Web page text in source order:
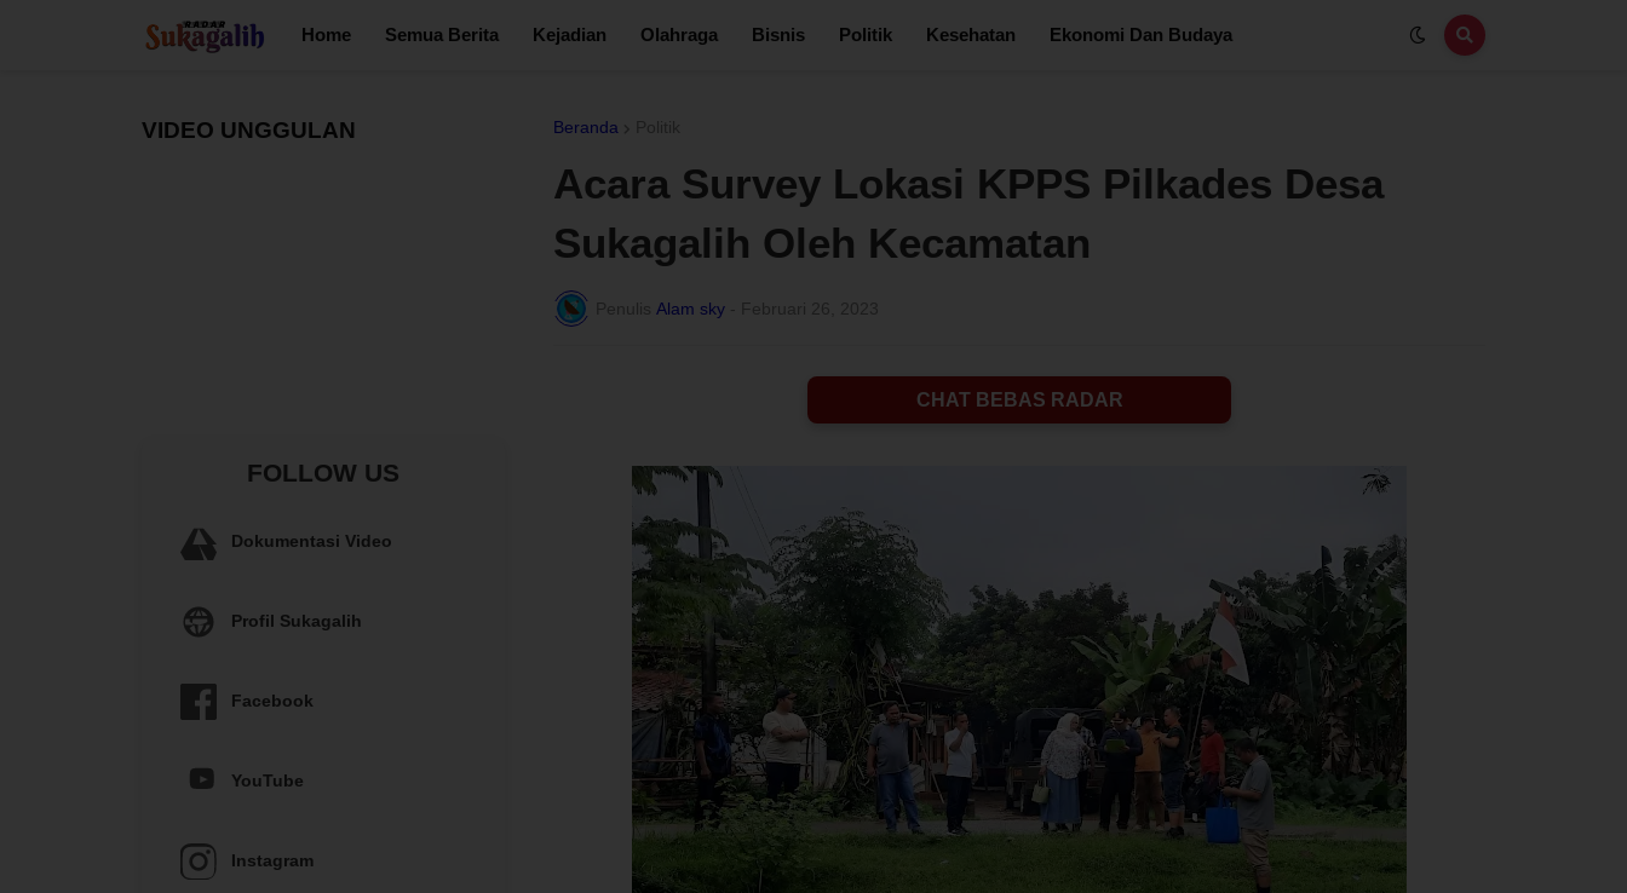
Home Semua Berita Kejadian Olahraga Bisnis Politik Kesehatan Ekonomi Dan Budaya
Beranda
Acara Survey Lokasi KPPS Pilkades Desa
Sukagalih Oleh Kecamatan
Alam sky
CHAT BEBAS RADAR
VIDEO UNGGULAN
FOLLOW US
Dokumentasi Video
Profil Sukagalih
Facebook
YouTube
Instagram